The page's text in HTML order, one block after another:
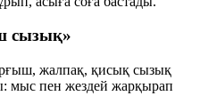
сызық»
жалпақ, қисық сызық
мыс пен жездей жарқырап